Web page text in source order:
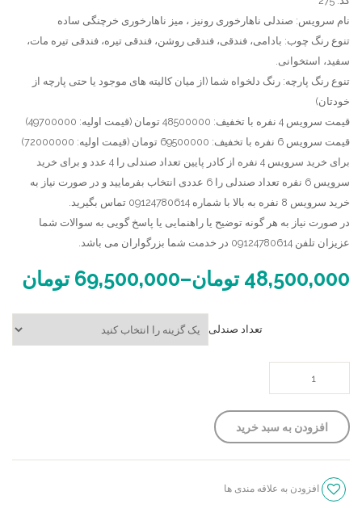
میز
خطی
میز
ناهارخوری
نام سرویس: صندلی ناهارخوری رونیز ، میز ناهارخوری خرچنگی ساده
تنوع رنگ چوب: بادامی، فندقی، فندقی روشن، فندقی تیره، فندقی تیره مات،
سفید، استخوانی.
تنوع رنگ پارچه: رنگ دلخواه شما (از میان کالیته های موجود یا حتی پارچه از
خودتان)
قیمت سرویس 4 نفره با تخفیف: 48500000 تومان (قیمت اولیه: 49700000)
قیمت سرویس 6 نفره با تخفیف: 69500000 تومان (قیمت اولیه: 72000000)
برای خرید سرویس 4 نفره از کادر پایین تعداد صندلی را 4 عدد و برای خرید
سرویس 6 نفره تعداد صندلی را 6 عددی انتخاب بفرمایید و در صورت نیاز به
خرید سرویس 8 نفره به بالا با شماره 09124780614 تماس بگیرید.
در صورت نیاز به هر گونه توضیح یا راهنمایی یا پاسخ گویی به سوالات شما
عزیزان تلفن 09124780614 در خدمت شما بزرگواران می باشد.
48,500,000 تومان–
69,500,000 تومان
تعداد صندلی
ناهارخوری
رونیز
خرچنگی
افزودن به سبد خرید
افزودن به علاقه مندی ها